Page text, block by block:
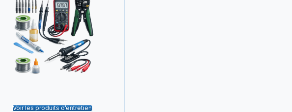
Voir les produits d’entretien